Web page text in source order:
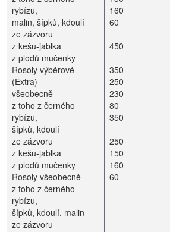
rybízu,
malin, šípků, kdoulí
ze zázvoru
z kešu-jablka
z plodů mučenky
Rosoly výběrové
(Extra)
všeobecně
z toho z černého
rybízu,
šípků, kdoulí
ze zázvoru
z kešu-jablka
z plodů mučenky
Rosoly všeobecně
z toho z černého
rybízu,
šípků, kdoulí, malin
ze zázvoru
160
60
450
350
250
230
80
350
250
150
160
60